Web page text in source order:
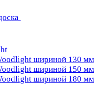
шириной 130 мм
шириной 150 мм
шириной 180 мм